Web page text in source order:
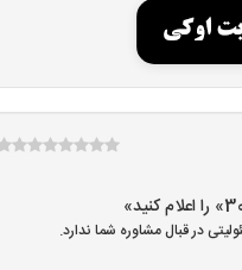
در قبال مشاوره شما ندارد.